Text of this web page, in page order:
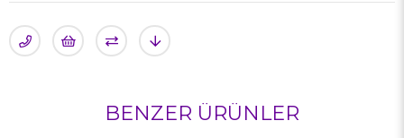
BENZER ÜRÜNLER